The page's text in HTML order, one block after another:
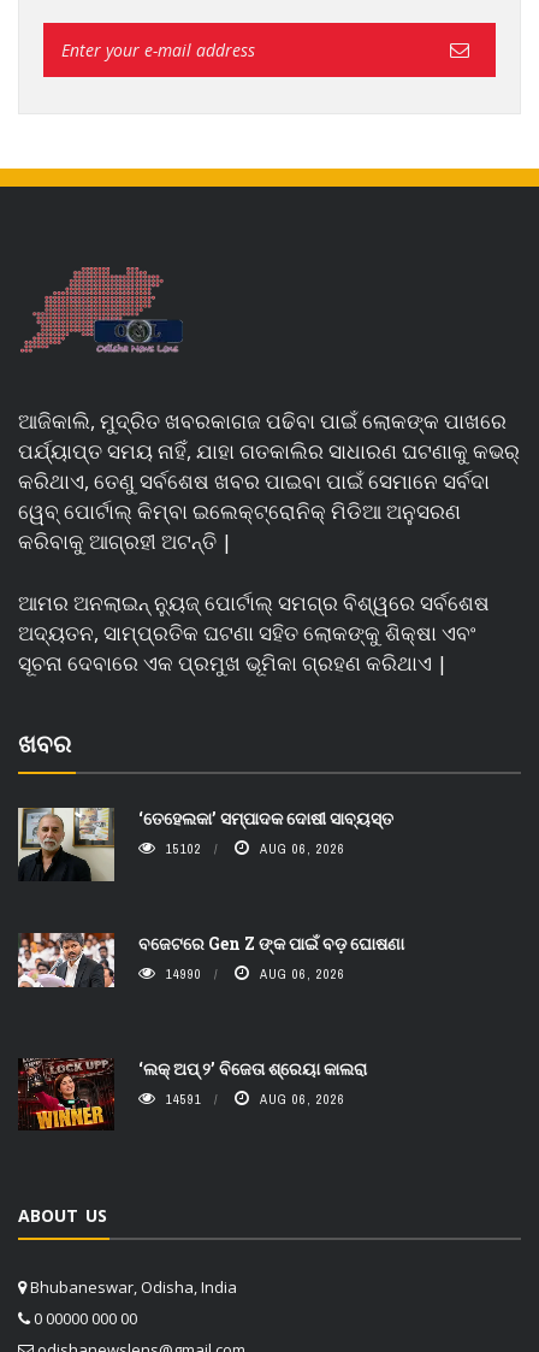
ଆଜିକାଲି, ମୁଦ୍ରିତ ଖବରକାଗଜ ପଢିବା ପାଇଁ ଲୋକଙ୍କ ପାଖରେ
ପର୍ଯ୍ୟାପ୍ତ ସମୟ ନାହିଁ, ଯାହା ଗତକାଲିର ସାଧାରଣ ଘଟଣାକୁ କଭର୍
କରିଥାଏ, ତେଣୁ ସର୍ବଶେଷ ଖବର ପାଇବା ପାଇଁ ସେମାନେ ସର୍ବଦା
ୱେବ୍ ପୋର୍ଟାଲ୍ କିମ୍ବା ଇଲେକ୍ଟ୍ରୋନିକ୍ ମିଡିଆ ଅନୁସରଣ
କରିବାକୁ ଆଗ୍ରହୀ ଅଟନ୍ତି |
ଆମର ଅନଲାଇନ୍ ନ୍ୟୁଜ୍ ପୋର୍ଟାଲ୍ ସମଗ୍ର ବିଶ୍ୱରେ ସର୍ବଶେଷ
ଅଦ୍ୟତନ, ସାମ୍ପ୍ରତିକ ଘଟଣା ସହିତ ଲୋକଙ୍କୁ ଶିକ୍ଷା ଏବଂ
ସୂଚନା ଦେବାରେ ଏକ ପ୍ରମୁଖ ଭୂମିକା ଗ୍ରହଣ କରିଥାଏ |
ଖବର
‘ତେହେଲକା’ ସମ୍ପାଦକ ଦୋଷୀ ସାବ୍ୟସ୍ତ
15102 AUG 06, 2026
ବଜେଟରେ Gen Z ଙ୍କ ପାଇଁ ବଡ଼ ଘୋଷଣା
14990 AUG 06, 2026
‘ଲକ୍ ଅପ୍ ୨’ ବିଜେତା ଶ୍ରେୟା କାଲରା
14591 AUG 06, 2026
ABOUT US
Bhubaneswar, Odisha, India
0 00000 000 00